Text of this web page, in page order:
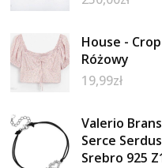
House -
Różowy
19,99zł
Valerio
Serce
Srebro 925